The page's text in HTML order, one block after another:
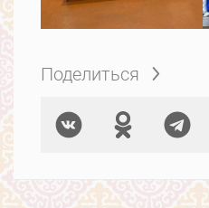
Поделиться